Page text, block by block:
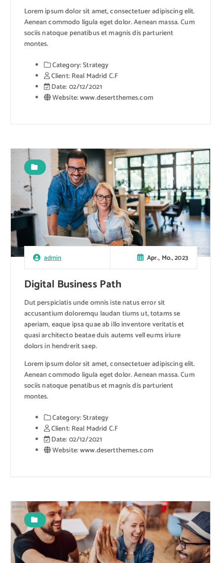
Lorem ipsum dolor sit amet, consectetuer adipiscing elit.
Aenean commodo ligula eget dolor. Aenean massa. Cum
sociis natoque penatibus et magnis dis parturient
montes.
Category:Strategy
Client:Real Madrid C.F
Date:02/12/2021
Website:www.desertthemes.com
admin Apr., Mo., 2023
Digital Business Path
Dut perspiciatis unde omnis iste natus error sit
accusantium doloremqu laudan tiums ut, totams se
aperiam, eaque ipsa quae ab illo inventore veritatis et
quasi architecto beatae duis autems vell eums iriure
dolors in hendrerit saep.
Lorem ipsum dolor sit amet, consectetuer adipiscing elit.
Aenean commodo ligula eget dolor. Aenean massa. Cum
sociis natoque penatibus et magnis dis parturient
montes.
Category:Strategy
Client:Real Madrid C.F
Date:02/12/2021
Website:www.desertthemes.com